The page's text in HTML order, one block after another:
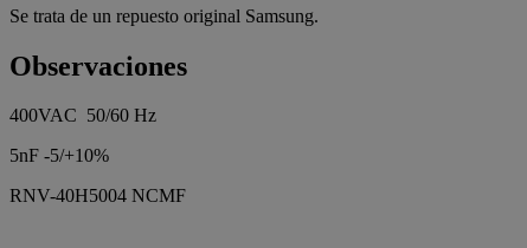
Se trata de un repuesto original Samsung.
Observaciones
400VAC 50/60 Hz
5nF -5/+10%
RNV-40H5004 NCMF